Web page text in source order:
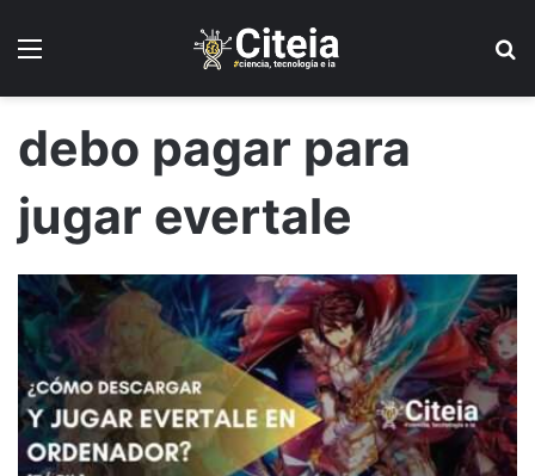
debo pagar para
jugar evertale